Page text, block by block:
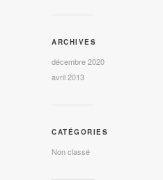
ARCHIVES
décembre 2020
avril 2013
CATÉGORIES
Non classé